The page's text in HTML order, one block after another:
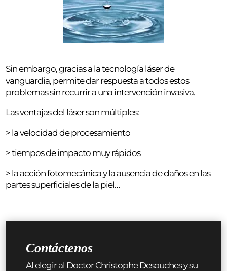
Sin embargo, gracias a la tecnología láser de
vanguardia, permite dar respuesta a todos estos
problemas sin recurrir a una intervención invasiva.
Las ventajas del láser son múltiples:
> la velocidad de procesamiento
> tiempos de impacto muy rápidos
> la acción fotomecánica y la ausencia de daños en las
partes superficiales de la piel…
Contáctenos
Al elegir al Doctor Christophe Desouches y su